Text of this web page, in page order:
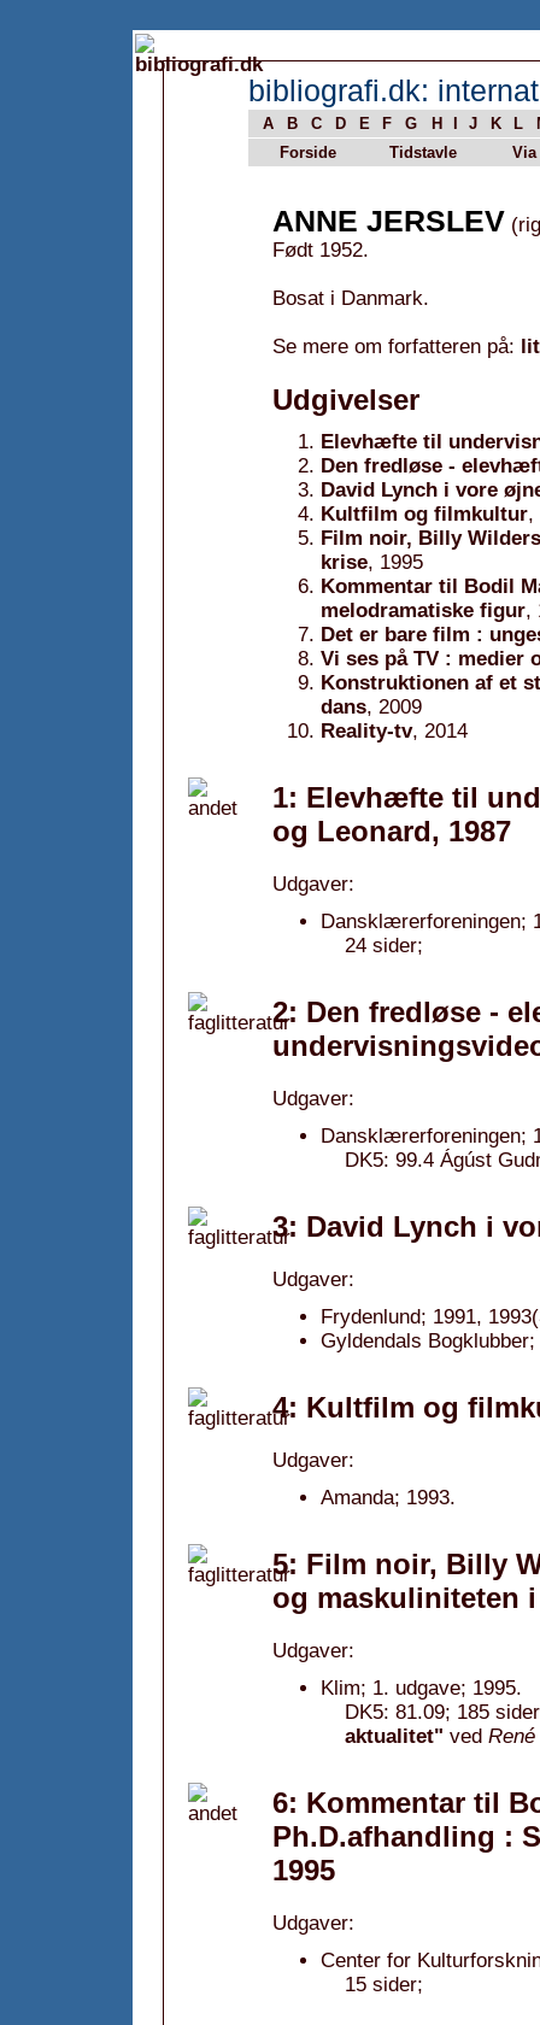
bibliografi.dk:
A B C D E F G H J K L
Forside
Tidstavle Via
ANNE JERSLEV
Født 1952.
Bosat i Danmark.
Se mere om forfatteren på:
Udgivelser
Elevhæfte til
Den fredløse -
David Lynch i vore
Kultfilm og filmkultur,
Film noir, Billy
krise, 1995
Kommentar til Bodil
melodramatiske figur,
Det er bare film :
Vi ses på TV : medier
Konstruktionen af et
dans, 2009
Reality-tv, 2014
1: Elevhæfte til
og Leonard, 1987
Udgaver:
Dansklærerforeningen;
24 sider;
2: Den fredløse -
Udgaver:
Dansklærerforeningen;
DK5: 99.4 Ágúst
3: David Lynch i
Udgaver:
Frydenlund; 1991,
Gyldendals Bogklubber;
4: Kultfilm og
Udgaver:
Amanda; 1993.
5: Film noir, Billy
og maskuliniteten i
Udgaver:
Klim; 1. udgave; 1995.
DK5: 81.09; 185
aktualitet" ved
6: Kommentar til
Ph.D.afhandling :
1995
Udgaver:
Center for
15 sider;